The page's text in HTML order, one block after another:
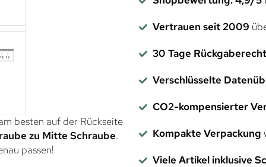
besten auf der Rückseite
zu Mitte Schraube.
passen!
Vertrauen seit 2009
30 Tage Rückgaberecht
Verschlüsselte
CO2-kompensierter
Kompakte Verpackung
Viele Artikel inklusive